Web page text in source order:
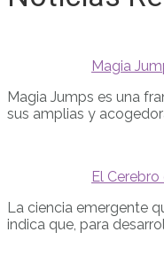
Magia
Magia Jumps es una
sus amplias y
El
La ciencia emergente
indica que, para